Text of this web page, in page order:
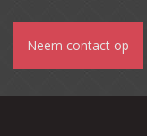
Neem contact op